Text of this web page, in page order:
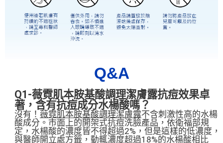
Q&A
Q1-薇霓肌本胺基酸調理潔膚露抗痘效果卓
著，含有抗痘成分水楊酸嗎？
沒有！ 薇霓肌本胺基酸調理潔膚露不含刺激性高的水楊
酸成分。市面上的開架式抗痘洗臉產品，依衛福部規
定，水楊酸的濃度皆不得超過2%，但是這樣的低濃度，
與醫師開立處方籤，動輒濃度超過18%的水楊酸相比